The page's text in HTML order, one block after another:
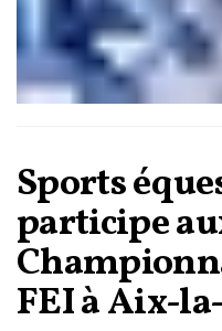
Sports
participe
FEI à Aix-